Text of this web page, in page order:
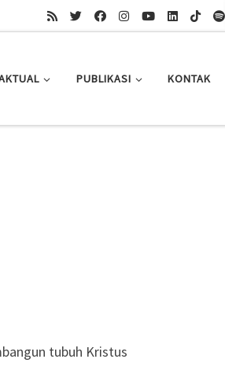
PUBLIKASI KONTAK
tubuh Kristus